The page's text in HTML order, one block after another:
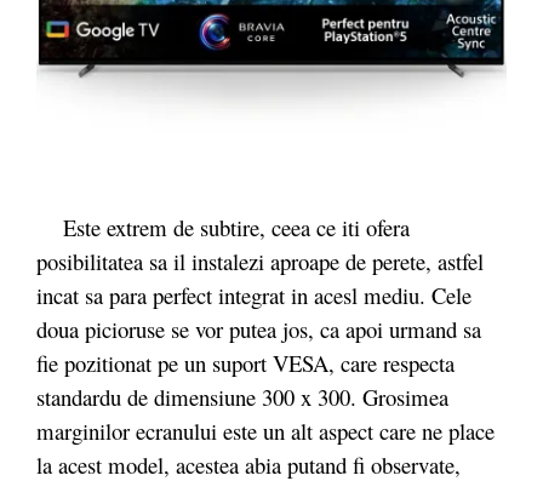
Este extrem de subtire, ceea ce iti ofera
posibilitatea sa il instalezi aproape de perete, astfel
incat sa para perfect integrat in acesl mediu. Cele
doua picioruse se vor putea jos, ca apoi urmand sa
fie pozitionat pe un suport VESA, care respecta
standardu de dimensiune 300 x 300. Grosimea
marginilor ecranului este un alt aspect care ne place
la acest model, acestea abia putand fi observate,